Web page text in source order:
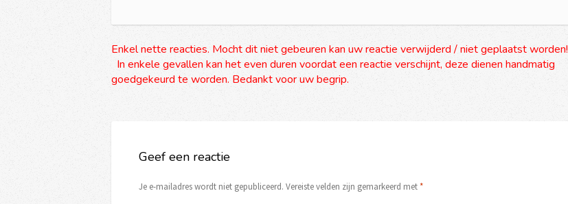
Enkel nette reacties. Mocht dit niet gebeuren kan uw reactie verwijderd / niet geplaatst worden!
In enkele gevallen kan het even duren voordat een reactie verschijnt, deze dienen handmatig
goedgekeurd te worden. Bedankt voor uw begrip.
Geef een reactie
Je e-mailadres wordt niet gepubliceerd. Vereiste velden zijn gemarkeerd met*